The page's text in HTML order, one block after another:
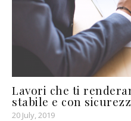
Lavori che ti
stabile e con
20 July, 2019